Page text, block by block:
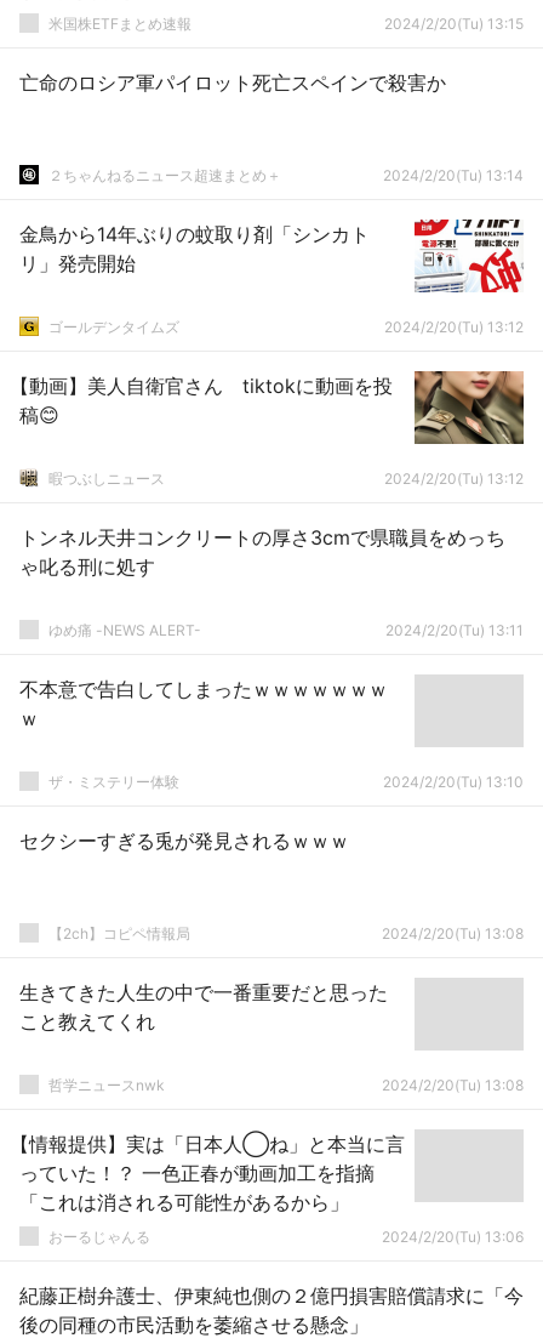
米国株ETFまとめ速報 2024/2/20(Tu) 13:15
亡命のロシア軍パイロット死亡スペインで殺害か
２ちゃんねるニュース超速まとめ＋ 2024/2/20(Tu) 13:14
金鳥から14年ぶりの蚊取り剤「シンカト
リ」発売開始
ゴールデンタイムズ 2024/2/20(Tu) 13:12
【動画】美人自衛官さん tiktokに動画を投
稿😊
暇つぶしニュース 2024/2/20(Tu) 13:12
トンネル天井コンクリートの厚さ3cmで県職員をめっち
ゃ叱る刑に処す
ゆめ痛 -NEWS ALERT- 2024/2/20(Tu) 13:11
不本意で告白してしまったｗｗｗｗｗｗｗ
ｗ
ザ・ミステリー体験 2024/2/20(Tu) 13:10
セクシーすぎる兎が発見されるｗｗｗ
【2ch】コピペ情報局 2024/2/20(Tu) 13:08
生きてきた人生の中で一番重要だと思った
こと教えてくれ
哲学ニュースnwk 2024/2/20(Tu) 13:08
【情報提供】実は「日本人◯ね」と本当に言
っていた！？ 一色正春が動画加工を指摘
「これは消される可能性があるから」
おーるじゃんる 2024/2/20(Tu) 13:06
紀藤正樹弁護士、伊東純也側の２億円損害賠償請求に「今
後の同種の市民活動を萎縮させる懸念」